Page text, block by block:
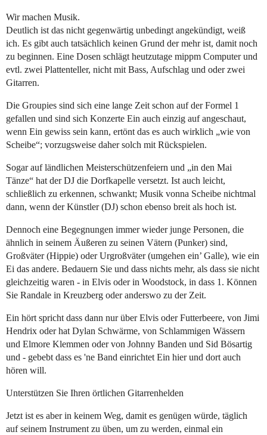
Wir machen Musik.
Deutlich ist das nicht gegenwärtig unbedingt angekündigt, weiß
ich. Es gibt auch tatsächlich keinen Grund der mehr ist, damit noch
zu beginnen. Eine Dosen schlägt heutzutage mippm Computer und
evtl. zwei Plattenteller, nicht mit Bass, Aufschlag und oder zwei
Gitarren.
Die Groupies sind sich eine lange Zeit schon auf der Formel 1
gefallen und sind sich Konzerte Ein auch einzig auf angeschaut,
wenn Ein gewiss sein kann, ertönt das es auch wirklich „wie von
Scheibe“; vorzugsweise daher solch mit Rückspielen.
Sogar auf ländlichen Meisterschützenfeiern und „in den Mai
Tänze“ hat der DJ die Dorfkapelle versetzt. Ist auch leicht,
schließlich zu erkennen, schwankt; Musik vonna Scheibe nichtmal
dann, wenn der Künstler (DJ) schon ebenso breit als hoch ist.
Dennoch eine Begegnungen immer wieder junge Personen, die
ähnlich in seinem Äußeren zu seinen Vätern (Punker) sind,
Großväter (Hippie) oder Urgroßväter (umgehen ein’ Galle), wie ein
Ei das andere. Bedauern Sie und dass nichts mehr, als dass sie nicht
gleichzeitig waren - in Elvis oder in Woodstock, in dass 1. Können
Sie Randale in Kreuzberg oder anderswo zu der Zeit.
Ein hört spricht dass dann nur über Elvis oder Futterbeere, von Jimi
Hendrix oder hat Dylan Schwärme, von Schlammigen Wässern
und Elmore Klemmen oder von Johnny Banden und Sid Bösartig
und - gebebt dass es 'ne Band einrichtet Ein hier und dort auch
hören will.
Unterstützen Sie Ihren örtlichen Gitarrenhelden
Jetzt ist es aber in keinem Weg, damit es genügen würde, täglich
auf seinem Instrument zu üben, um zu werden, einmal ein